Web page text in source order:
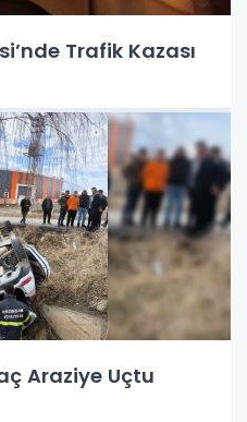
Trafik Kazası
Araziye Uçtu